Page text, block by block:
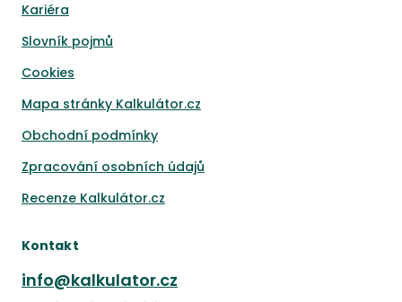
Kariéra
Slovník pojmů
Cookies
Mapa stránky Kalkulátor.cz
Obchodní podmínky
Zpracování osobních údajů
Recenze Kalkulátor.cz
Kontakt
info@kalkulator.cz